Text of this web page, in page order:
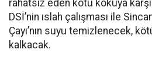
rahatsız eden kötü kokuya
DSİ’nin ıslah çalışması ile
Çayı’nın suyu temizlenecek,
kalkacak.